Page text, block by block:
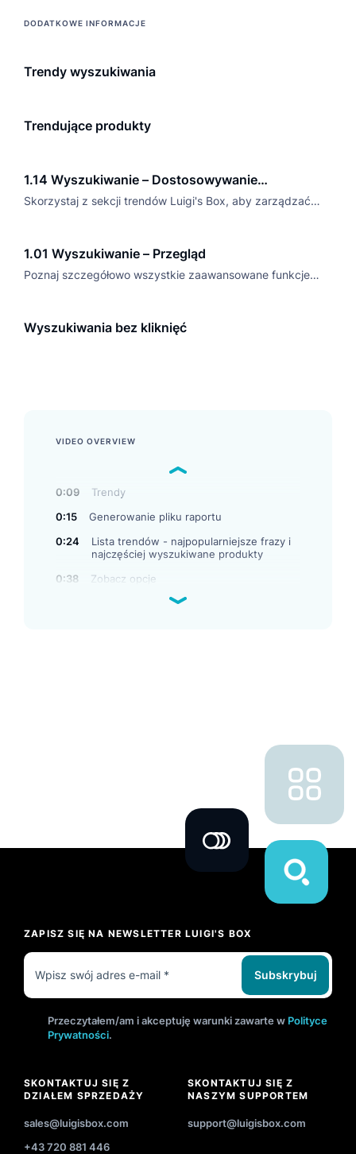
DODATKOWE INFORMACJE
Trendy wyszukiwania
Trendujące produkty
1.14 Wyszukiwanie – Dostosowywanie
najważniejszych zapytań
Skorzystaj z sekcji trendów Luigi's Box, aby zarządzać
1.01 Wyszukiwanie – Przegląd
Poznaj szczegółowo wszystkie zaawansowane funkcje
Wyszukiwania bez kliknięć
VIDEO OVERVIEW
0:09
Trendy
0:15
Generowanie pliku raportu
0:24
Lista trendów - najpopularniejsze frazy i
najczęściej wyszukiwane produkty
0:38
Zobacz opcje
ZAPISZ SIĘ NA NEWSLETTER LUIGI'S BOX
Subskrybuj
Przeczytałem/am i akceptuję warunki zawarte w Polityce
Prywatności.
SKONTAKTUJ SIĘ Z
DZIAŁEM SPRZEDAŻY
sales@luigisbox.com
+43 720 881 446
SKONTAKTUJ SIĘ Z
NASZYM SUPPORTEM
support@luigisbox.com